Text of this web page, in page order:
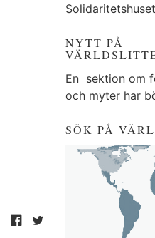
Solidaritetshuset
NYTT PÅ
En sektionom
och myter har
SÖK PÅ